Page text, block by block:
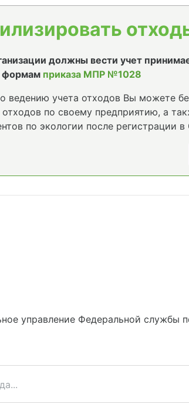
должны вести учет
формам приказа МПР №1028
ведению учета отходов Вы можете
по своему предприятию, а
по экологии после регистрации в
управление Федеральной службы